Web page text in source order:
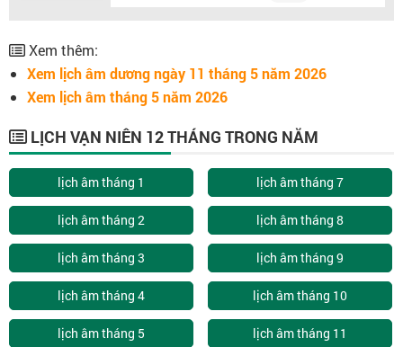
Xem thêm:
Xem lịch âm dương ngày 11 tháng 5 năm 2026
Xem lịch âm tháng 5 năm 2026
LỊCH VẠN NIÊN 12 THÁNG TRONG NĂM
lịch âm tháng 1
lịch âm tháng 2
lịch âm tháng 3
lịch âm tháng 4
lịch âm tháng 5
lịch âm tháng 7
lịch âm tháng 8
lịch âm tháng 9
lịch âm tháng 10
lịch âm tháng 11